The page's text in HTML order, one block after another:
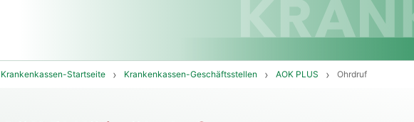
Krankenkassen-Startseite Krankenkassen-Geschäftsstellen AOK PLUS Ohrdruf